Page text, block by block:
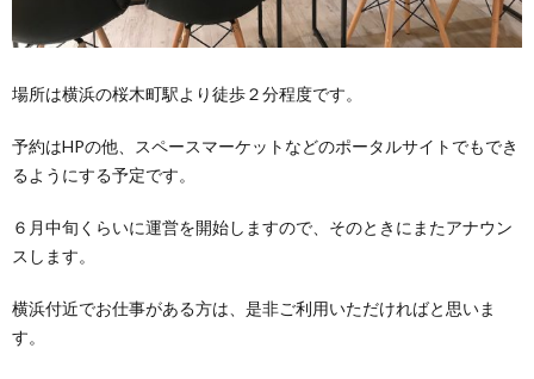
場所は横浜の桜木町駅より徒歩２分程度です。
予約はHPの他、スペースマーケットなどのポータルサイトでもでき
るようにする予定です。
６月中旬くらいに運営を開始しますので、そのときにまたアナウン
スします。
横浜付近でお仕事がある方は、是非ご利用いただければと思いま
す。